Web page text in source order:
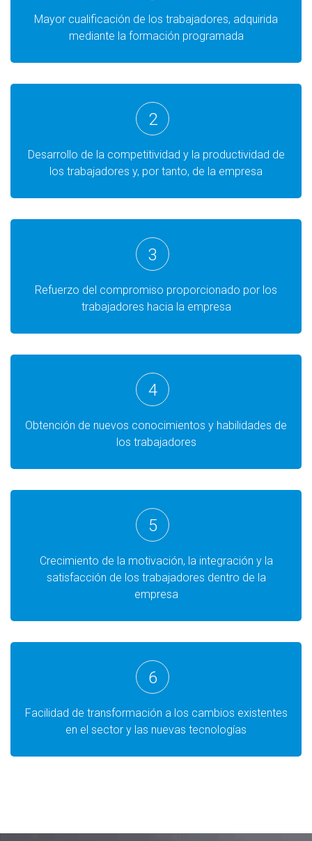
Mayor cualificación de los trabajadores, adquirida
mediante la formación programada
2
Desarrollo de la competitividad y la productividad de
los trabajadores y, por tanto, de la empresa
3
Refuerzo del compromiso proporcionado por los
trabajadores hacia la empresa
4
Obtención de nuevos conocimientos y habilidades de
los trabajadores
5
Crecimiento de la motivación, la integración y la
satisfacción de los trabajadores dentro de la
empresa
6
Facilidad de transformación a los cambios existentes
en el sector y las nuevas tecnologías